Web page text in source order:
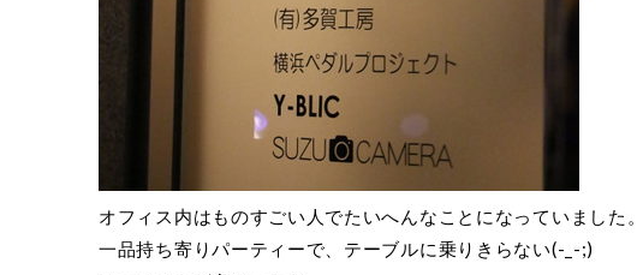
オフィス内はものすごい人でたいへんなことになっていました。
一品持ち寄りパーティーで、テーブルに乗りきらない(-_-;)